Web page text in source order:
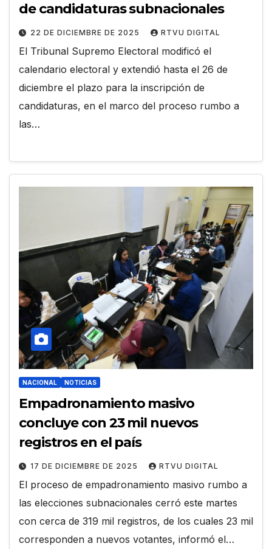
de candidaturas subnacionales
22 DE DICIEMBRE DE 2025 RTVU DIGITAL
El Tribunal Supremo Electoral modificó el
calendario electoral y extendió hasta el 26 de
diciembre el plazo para la inscripción de
candidaturas, en el marco del proceso rumbo a
las…
NACIONAL NOTICIAS
Empadronamiento masivo
concluye con 23 mil nuevos
registros en el país
17 DE DICIEMBRE DE 2025 RTVU DIGITAL
El proceso de empadronamiento masivo rumbo a
las elecciones subnacionales cerró este martes
con cerca de 319 mil registros, de los cuales 23 mil
corresponden a nuevos votantes, informó el…